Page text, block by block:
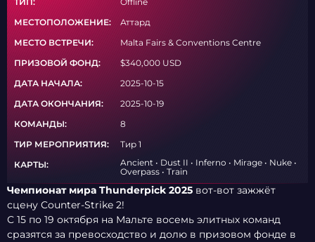
МЕСТОПОЛОЖЕНИЕ:
Аттард
МЕСТО ВСТРЕЧИ:
Malta Fairs & Conventions Centre
ПРИЗОВОЙ ФОНД:
$340,000 USD
ДАТА НАЧАЛА:
2025-10-15
ДАТА ОКОНЧАНИЯ:
2025-10-19
КОМАНДЫ:
8
ТИР МЕРОПРИЯТИЯ:
Тир 1
КАРТЫ:
Ancient • Dust II • Inferno • Mirage • Nuke •
Overpass • Train
Чемпионат мира Thunderpick 2025 вот-вот зажжёт
сцену Counter-Strike 2!
С 15 по 19 октября на Мальте восемь элитных команд
сразятся за превосходство и долю в призовом фонде в